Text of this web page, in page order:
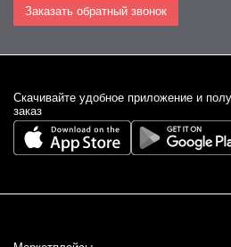
Заказать обратный звонок
Cкачивайте удобное приложение и
заказ